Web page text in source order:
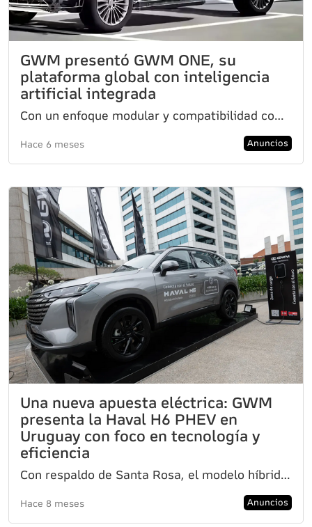
GWM presentó GWM ONE, su
plataforma global con inteligencia
artificial integrada
Con un enfoque modular y compatibilidad con todas las motorizaciones, fue diseñada para escalar en m
Hace 6 meses Anuncios
Una nueva apuesta eléctrica: GWM
presenta la Haval H6 PHEV en
Uruguay con foco en tecnología y
eficiencia
Con respaldo de Santa Rosa, el modelo híbrido enchufable ofrece autonomía eléctrica, opción 4x4, ade
Hace 8 meses Anuncios